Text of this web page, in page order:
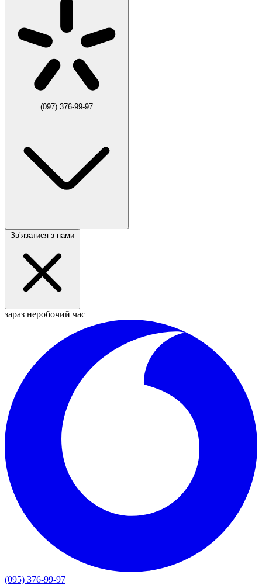
(097) 376-99-97
Звʼязатися з нами
зараз неробочий час
(095) 376-99-97